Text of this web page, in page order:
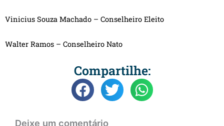
Vinicius Souza Machado – Conselheiro Eleito
Walter Ramos – Conselheiro Nato
Compartilhe:
Deixe um comentário